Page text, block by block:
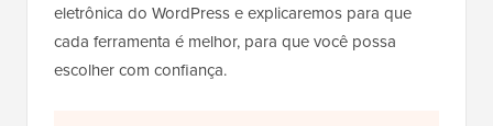
eletrônica do WordPress e explicaremos para que
cada ferramenta é melhor, para que você possa
escolher com confiança.